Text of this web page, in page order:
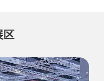
区